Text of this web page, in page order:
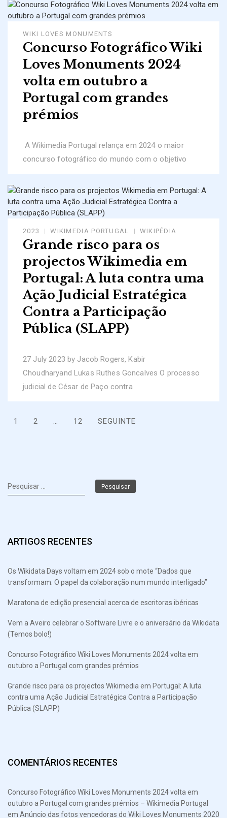
WIKI LOVES MONUMENTS
Concurso Fotográfico Wiki
Loves Monuments 2024
volta em outubro a
Portugal com grandes
prémios
A Wikimedia Portugal relança em 2024 o maior
concurso fotográfico do mundo com o objetivo
2023 WIKIMEDIA PORTUGAL WIKIPÉDIA
Grande risco para os
projectos Wikimedia em
Portugal: A luta contra uma
Ação Judicial Estratégica
Contra a Participação
Pública (SLAPP)
27 July 2023 by Jacob Rogers, Kabir
Choudharyand Lukas Ruthes Goncalves O processo
judicial de César de Paço contra
Paginação
1 2 … 12 SEGUINTE
Pesquisar
por:
ARTIGOS RECENTES
Os Wikidata Days voltam em 2024 sob o mote “Dados que
transformam: O papel da colaboração num mundo interligado”
Maratona de edição presencial acerca de escritoras ibéricas
Vem a Aveiro celebrar o Software Livre e o aniversário da Wikidata
(Temos bolo!)
Concurso Fotográfico Wiki Loves Monuments 2024 volta em
outubro a Portugal com grandes prémios
Grande risco para os projectos Wikimedia em Portugal: A luta
contra uma Ação Judicial Estratégica Contra a Participação
Pública (SLAPP)
COMENTÁRIOS RECENTES
Concurso Fotográfico Wiki Loves Monuments 2024 volta em
outubro a Portugal com grandes prémios – Wikimedia Portugal
em Anúncio das fotos vencedoras do Wiki Loves Monuments 2020